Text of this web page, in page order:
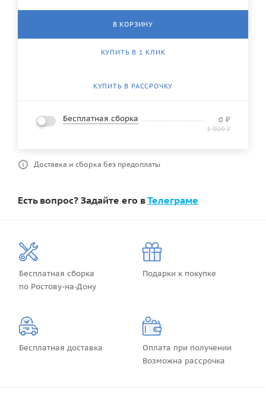
В КОРЗИНУ
КУПИТЬ В 1 КЛИК
КУПИТЬ В РАССРОЧКУ
Бесплатная сборка 0 ₽
1 000₽
Доставка и сборка без предоплаты
Есть вопрос? Задайте его вТелеграме
Бесплатная сборка
по Ростову-на-Дону
Подарки к покупке
Бесплатная доставка
Оплата при получении
Возможна рассрочка